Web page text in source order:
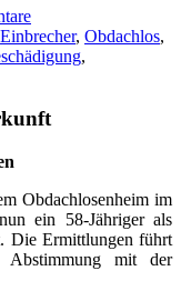
Einbrecher, Obdachlos,
,
Obdachlosenheim im
ein 58-Jähriger als
Die Ermittlungen führt
mit der